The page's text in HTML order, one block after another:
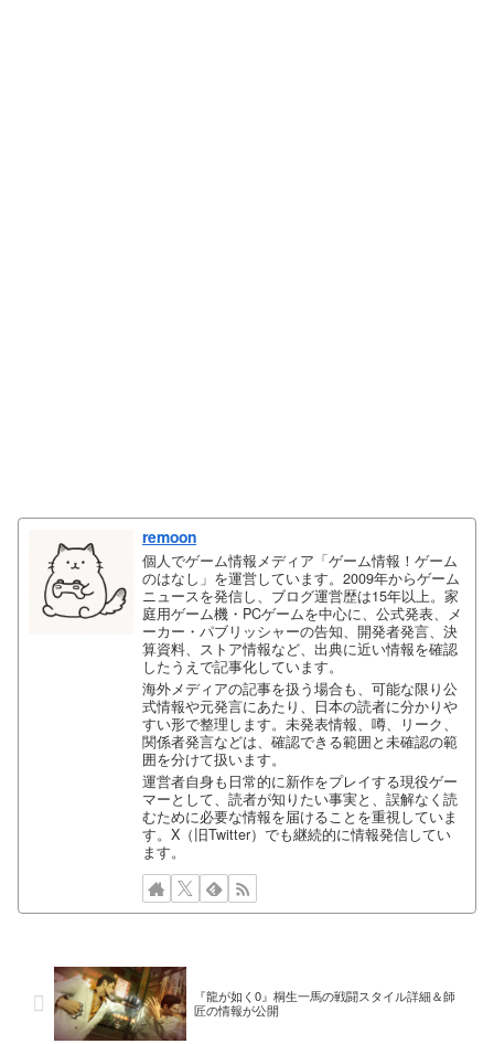
remoon
個人でゲーム情報メディア「ゲーム情報！ゲーム
のはなし」を運営しています。2009年からゲーム
ニュースを発信し、ブログ運営歴は15年以上。家
庭用ゲーム機・PCゲームを中心に、公式発表、メ
ーカー・パブリッシャーの告知、開発者発言、決
算資料、ストア情報など、出典に近い情報を確認
したうえで記事化しています。
海外メディアの記事を扱う場合も、可能な限り公
式情報や元発言にあたり、日本の読者に分かりや
すい形で整理します。未発表情報、噂、リーク、
関係者発言などは、確認できる範囲と未確認の範
囲を分けて扱います。
運営者自身も日常的に新作をプレイする現役ゲー
マーとして、読者が知りたい事実と、誤解なく読
むために必要な情報を届けることを重視していま
す。X（旧Twitter）でも継続的に情報発信してい
ます。
『龍が如く0』桐生一馬の戦闘スタイル詳細＆師
匠の情報が公開